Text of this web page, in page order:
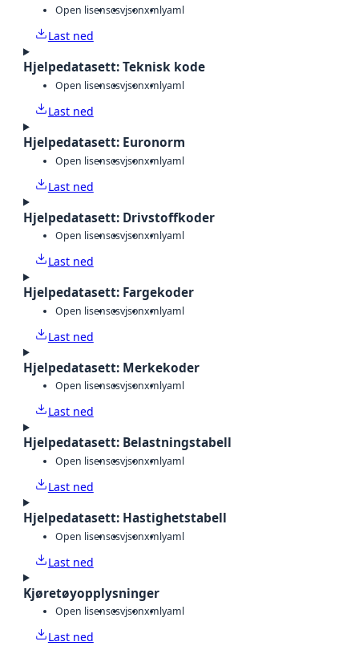
Open lisenscsvjsonxmlyaml
Last ned
Hjelpedatasett: Teknisk kode
Open lisenscsvjsonxmlyaml
Last ned
Hjelpedatasett: Euronorm
Open lisenscsvjsonxmlyaml
Last ned
Hjelpedatasett: Drivstoffkoder
Open lisenscsvjsonxmlyaml
Last ned
Hjelpedatasett: Fargekoder
Open lisenscsvjsonxmlyaml
Last ned
Hjelpedatasett: Merkekoder
Open lisenscsvjsonxmlyaml
Last ned
Hjelpedatasett: Belastningstabell
Open lisenscsvjsonxmlyaml
Last ned
Hjelpedatasett: Hastighetstabell
Open lisenscsvjsonxmlyaml
Last ned
Kjøretøyopplysninger
Open lisenscsvjsonxmlyaml
Last ned